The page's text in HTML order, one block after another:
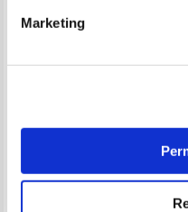
Marketing
Jean Paul Crespelle - Viata in
Montparnasse
-60%